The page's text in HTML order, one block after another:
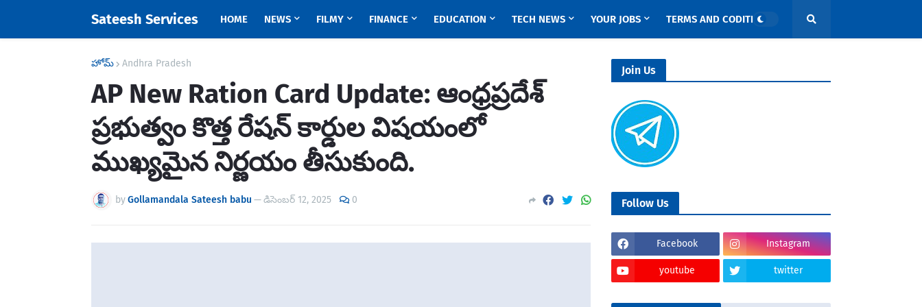
Sateesh Services HOME NEWS FILMY FINANCE EDUCATION TECH NEWS YOUR JOBS TERMS AND CODITIONS
హోమ్ Andhra Pradesh
AP New Ration Card Update: ఆంధ్రప్రదేశ్
ప్రభుత్వం కొత్త రేషన్ కార్డుల విషయంలో
ముఖ్యమైన నిర్ణయం తీసుకుంది.
byGollamandala Sateesh babu —డిసెంబర్ 12, 2025 0
Join Us
Follow Us
Facebook Instagram
youtube twitter